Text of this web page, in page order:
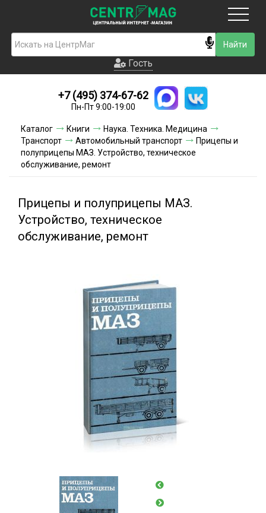
Гость
Новинки
Условия доставки
Условия оплаты
Акции и скидки
Гость
+7 (495) 374-67-62
Пн-Пт 9:00-19:00
Каталог Книги
Наука. Техника. Медицина
Транспорт
Автомобильный транспорт
Прицепы и
полуприцепы МАЗ. Устройство, техническое
обслуживание, ремонт
Прицепы и полуприцепы МАЗ.
Устройство, техническое
обслуживание, ремонт